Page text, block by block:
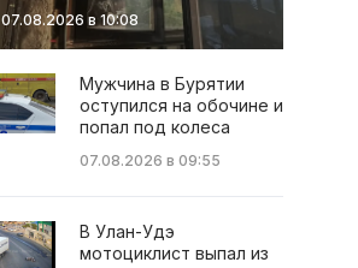
07.08.2026 в 10:08
Мужчина в Бурятии
оступился на обочине и
попал под колеса
07.08.2026 в 09:55
В Улан-Удэ
мотоциклист выпал из